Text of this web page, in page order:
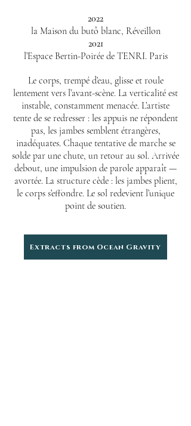
2022
la Maison du butô blanc, Réveillon
2021
l’Espace Bertin-Poiréede TENRI. Paris
Le corps, trempé d’eau, glisse et roule
lentement vers l’avant-scène. La verticalité est
instable, constamment menacée. L’artiste
tente de se redresser : les appuis ne répondent
pas, les jambes semblent étrangères,
inadéquates. Chaque tentative de marche se
solde par une chute, un retour au sol. Arrivée
debout, une impulsion de parole apparaît —
avortée. La structure cède : les jambes plient,
le corps s’effondre. Le sol redevient l’unique
point de soutien.
Extracts from Ocean Gravity